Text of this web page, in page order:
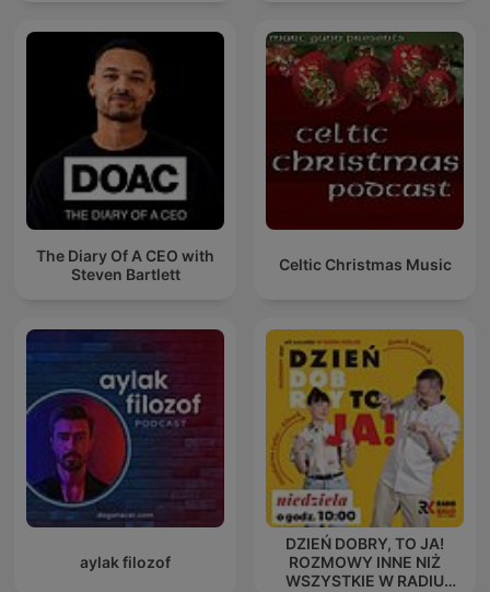
The Diary Of A CEO with
Steven Bartlett
Celtic Christmas Music
aylak filozof
DZIEŃ DOBRY, TO JA!
ROZMOWY INNE NIŻ
WSZYSTKIE W RADIU